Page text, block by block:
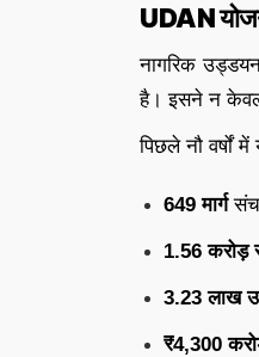
UDAN
नागरिक
है। इसने न केवल
पिछले नौ वर्षों
649 मार्ग
1.56 करोड़
3.23 लाख
₹4,300